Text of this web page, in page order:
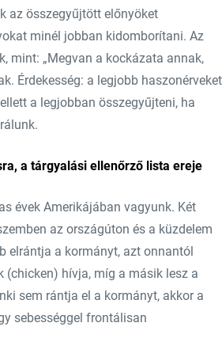
az összegyűjtött előnyöket
minél jobban kidomborítani. Az
mint: „Megvan a kockázata annak,
Érdekesség: a legjobb haszonérveket
a legjobban összegyűjteni, ha
a tárgyalási ellenőrző lista ereje
évek Amerikájában vagyunk. Két
az országúton és a küzdelem
elrántja a kormányt, azt onnantól
(chicken) hívja, míg a másik lesz a
sem rántja el a kormányt, akkor a
sebességgel frontálisan